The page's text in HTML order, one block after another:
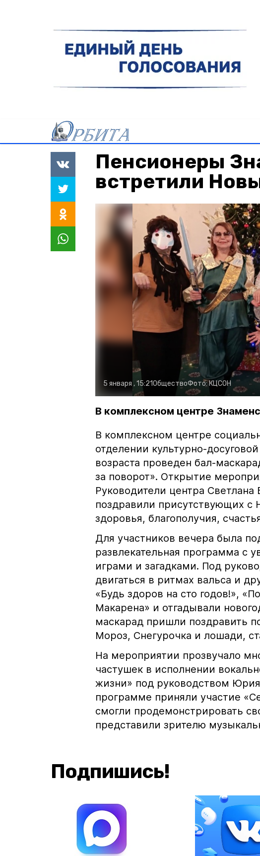
Пенсионеры
встретили
5 января , 15:21ОбществоФото:КЦСОН
В комплексном центре
В комплексном центре
отделении культурно-
возраста проведен бал-
за поворот». Открытие
Руководители центра
поздравили присутствующих
здоровья, благополучия,
Для участников вечера была
развлекательная программа с
играми и загадками. Под
двигаться в ритмах вальса и
«Будь здоров на сто годов!»,
Макарена» и отгадывали
маскарад пришли поздравить
Мороз, Снегурочка и лошади,
На мероприятии прозвучало
частушек в исполнении
жизни» под руководством
программе приняли участие
смогли продемонстрировать
представили зрителю
Подпишись!